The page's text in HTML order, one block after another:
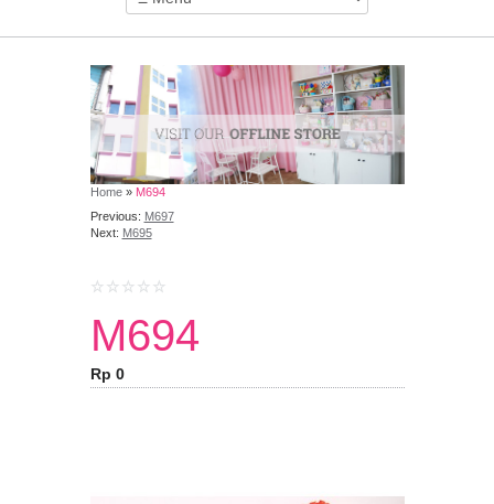
Home» M694
Previous: M697
Next: M695
M694
Rp 0